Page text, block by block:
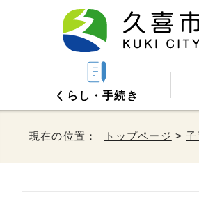
くらし・手続き
現在の位置： トップページ >